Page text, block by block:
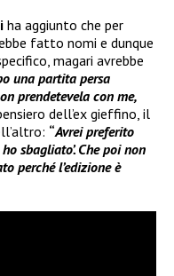
ha aggiunto che per
fatto nomi e dunque
magari avrebbe
una partita persa
prendetevela con me,
dell’ex gieffino, il
“Avrei preferito
sbagliato’. Che poi non
perché l’edizione è